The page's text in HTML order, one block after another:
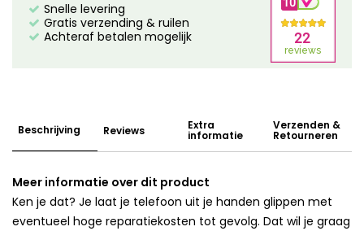
Snelle levering
Gratis verzending & ruilen
Achteraf betalen mogelijk
Beschrijving Reviews Extra
informatie
Verzenden &
Retourneren
Meer informatie over dit product
Ken je dat? Je laat je telefoon uit je handen glippen met
eventueel hoge reparatiekosten tot gevolg. Dat wil je graag